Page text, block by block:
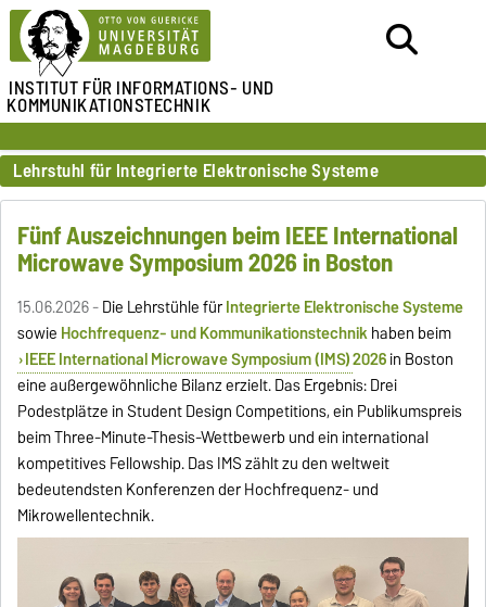
INSTITUT FÜRINFORMATIONS- UND
KOMMUNIKATIONSTECHNIK
Lehrstuhl für Integrierte Elektronische Systeme
Fünf Auszeichnungen beim IEEE International
Microwave Symposium 2026 in Boston
15.06.2026 -Die Lehrstühle fürIntegrierte Elektronische Systeme
sowie Hochfrequenz- und Kommunikationstechnikhaben beim
IEEE International Microwave Symposium (IMS)2026in Boston
eine außergewöhnliche Bilanz erzielt. Das Ergebnis: Drei
Podestplätze in Student Design Competitions, ein Publikumspreis
beim Three-Minute-Thesis-Wettbewerb und ein international
kompetitives Fellowship. Das IMS zählt zu den weltweit
bedeutendsten Konferenzen der Hochfrequenz- und
Mikrowellentechnik.